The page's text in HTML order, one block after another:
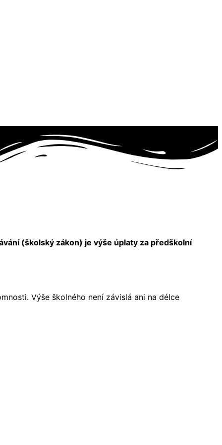
(školský zákon) je výše úplaty za předškolní
Výše školného není závislá ani na délce